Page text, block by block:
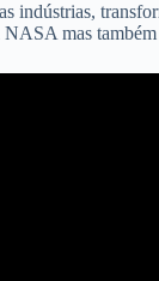
indústrias,
mas